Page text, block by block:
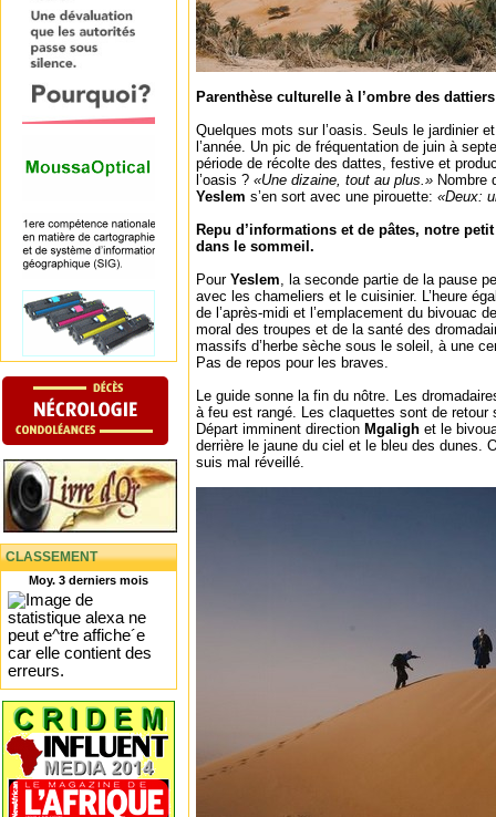
CLASSEMENT
Moy. 3 derniers mois
Parenthèse culturelle à l’ombre des dattiers
Quelques mots sur l’oasis. Seuls le jardinier
l’année. Un pic de fréquentation de juin à
période de récolte des dattes, festive et
l’oasis ? «Une dizaine, tout au plus.» Nombre
Yeslem s’en sort avec une pirouette: «Deux:
Repu d’informations et de pâtes, notre
dans le sommeil.
Pour Yeslem, la seconde partie de la pause
avec les chameliers et le cuisinier. L’heure
de l’après-midi et l’emplacement du bivouac
moral des troupes et de la santé des
massifs d’herbe sèche sous le soleil, à une
Pas de repos pour les braves.
Le guide sonne la fin du nôtre. Les
à feu est rangé. Les claquettes sont de retour
Départ imminent direction Mgaligh et le
derrière le jaune du ciel et le bleu des dunes.
suis mal réveillé.